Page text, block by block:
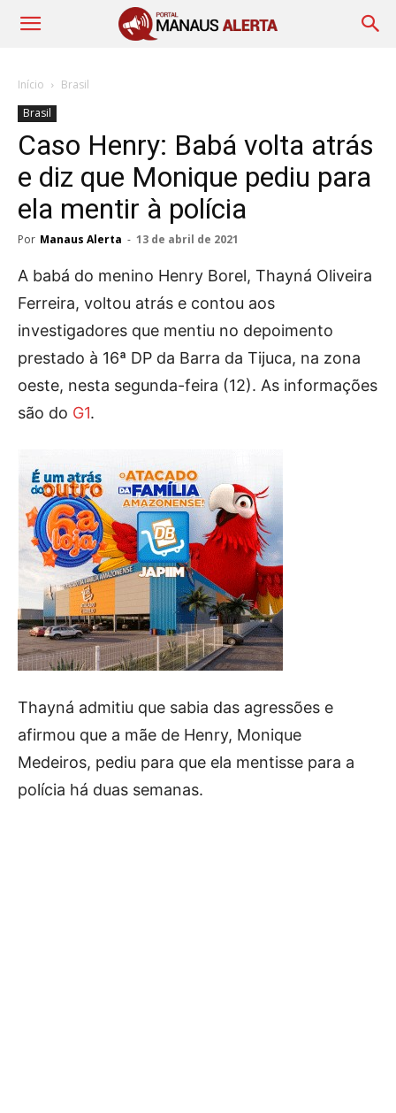
Início
Brasil
Brasil
Caso Henry: Babá volta atrás
e diz que Monique pediu para
ela mentir à polícia
Por Manaus Alerta - 13 de abril de 2021
A babá do menino Henry Borel, Thayná Oliveira
Ferreira, voltou atrás e contou aos
investigadores que mentiu no depoimento
prestado à 16ª DP da Barra da Tijuca, na zona
oeste, nesta segunda-feira (12). As informações
são do G1.
Thayná admitiu que sabia das agressões e
afirmou que a mãe de Henry, Monique
Medeiros, pediu para que ela mentisse para a
polícia há duas semanas.